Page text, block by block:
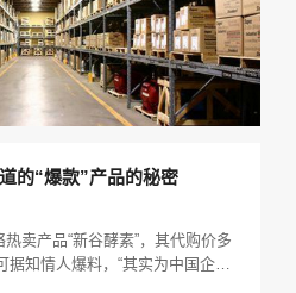
的“爆款”产品的秘密
卖产品“新谷酵素”，其代购价多
知情人爆料，“其实为中国企业